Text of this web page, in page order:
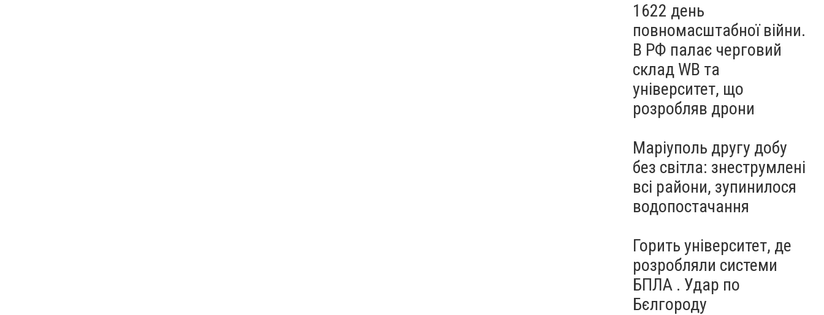
1622 день
повномасштабної війни.
В РФ палає черговий
склад WB та
університет, що
розробляв дрони
Маріуполь другу добу
без світла: знеструмлені
всі райони, зупинилося
водопостачання
Горить університет, де
розробляли системи
БПЛА . Удар по
Бєлгороду